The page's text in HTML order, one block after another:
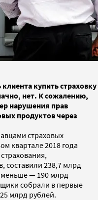
купить страховку
нет. К сожалению,
нарушения прав
продуктов через
страховых
квартале 2018 года
составили 238,7 млрд
— 190 млрд
собрали в первые
млрд рублей.